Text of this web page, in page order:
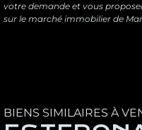
votre demande et vous
sur le marché immobilier de
BIENS SIMILAIRES À